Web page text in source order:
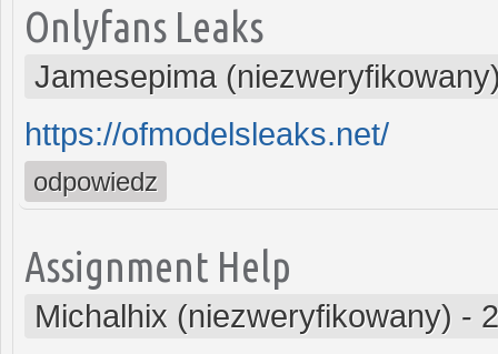
Onlyfans Leaks
Jamesepima
https://ofmodelsleaks.net/
odpowiedz
Assignment Help
Michalhix (niezweryfikowany) -